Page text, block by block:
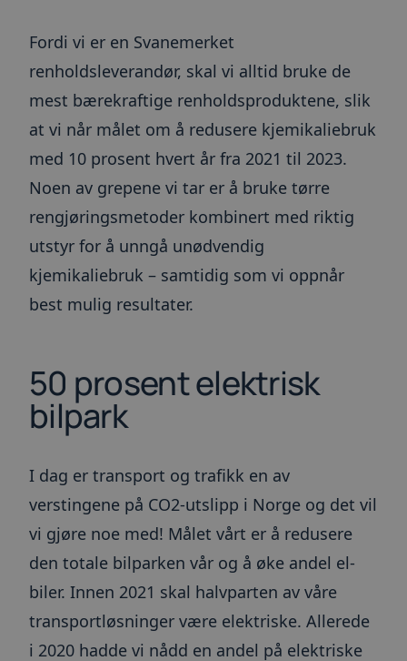
Fordi vi er en Svanemerket
renholdsleverandør, skal vi alltid bruke de
mest bærekraftige renholdsproduktene, slik
at vi når målet om å redusere kjemikaliebruk
med 10 prosent hvert år fra 2021 til 2023.
Noen av grepene vi tar er å bruke tørre
rengjøringsmetoder kombinert med riktig
utstyr for å unngå unødvendig
kjemikaliebruk – samtidig som vi oppnår
best mulig resultater.
50 prosent elektrisk
bilpark
I dag er transport og trafikk en av
verstingene på CO2-utslipp i Norge og det vil
vi gjøre noe med! Målet vårt er å redusere
den totale bilparken vår og å øke andel el-
biler. Innen 2021 skal halvparten av våre
transportløsninger være elektriske. Allerede
i 2020 hadde vi nådd en andel på elektriske